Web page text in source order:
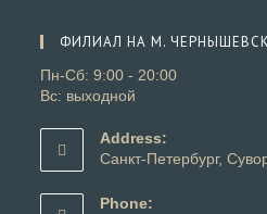
вкладке
ФИЛИАЛ НА М.
Пн-Сб: 9:00 - 20:00
Вс: выходной
Address:
Санкт-Петербург,
Phone: